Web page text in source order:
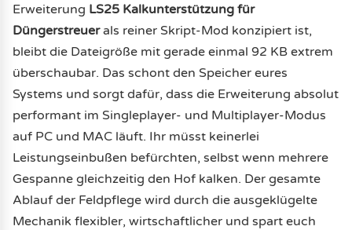
Erweiterung LS25 Kalkunterstützung für
Düngerstreuerals reiner Skript-Mod konzipiert ist,
bleibt die Dateigröße mit gerade einmal 92 KB extrem
überschaubar. Das schont den Speicher eures
Systems und sorgt dafür, dass die Erweiterung absolut
performant im Singleplayer- und Multiplayer-Modus
auf PC und MAC läuft. Ihr müsst keinerlei
Leistungseinbußen befürchten, selbst wenn mehrere
Gespanne gleichzeitig den Hof kalken. Der gesamte
Ablauf der Feldpflege wird durch die ausgeklügelte
Mechanik flexibler, wirtschaftlicher und spart euch